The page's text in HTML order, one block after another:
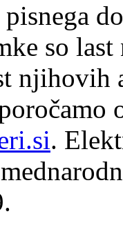
so
njihovih
.